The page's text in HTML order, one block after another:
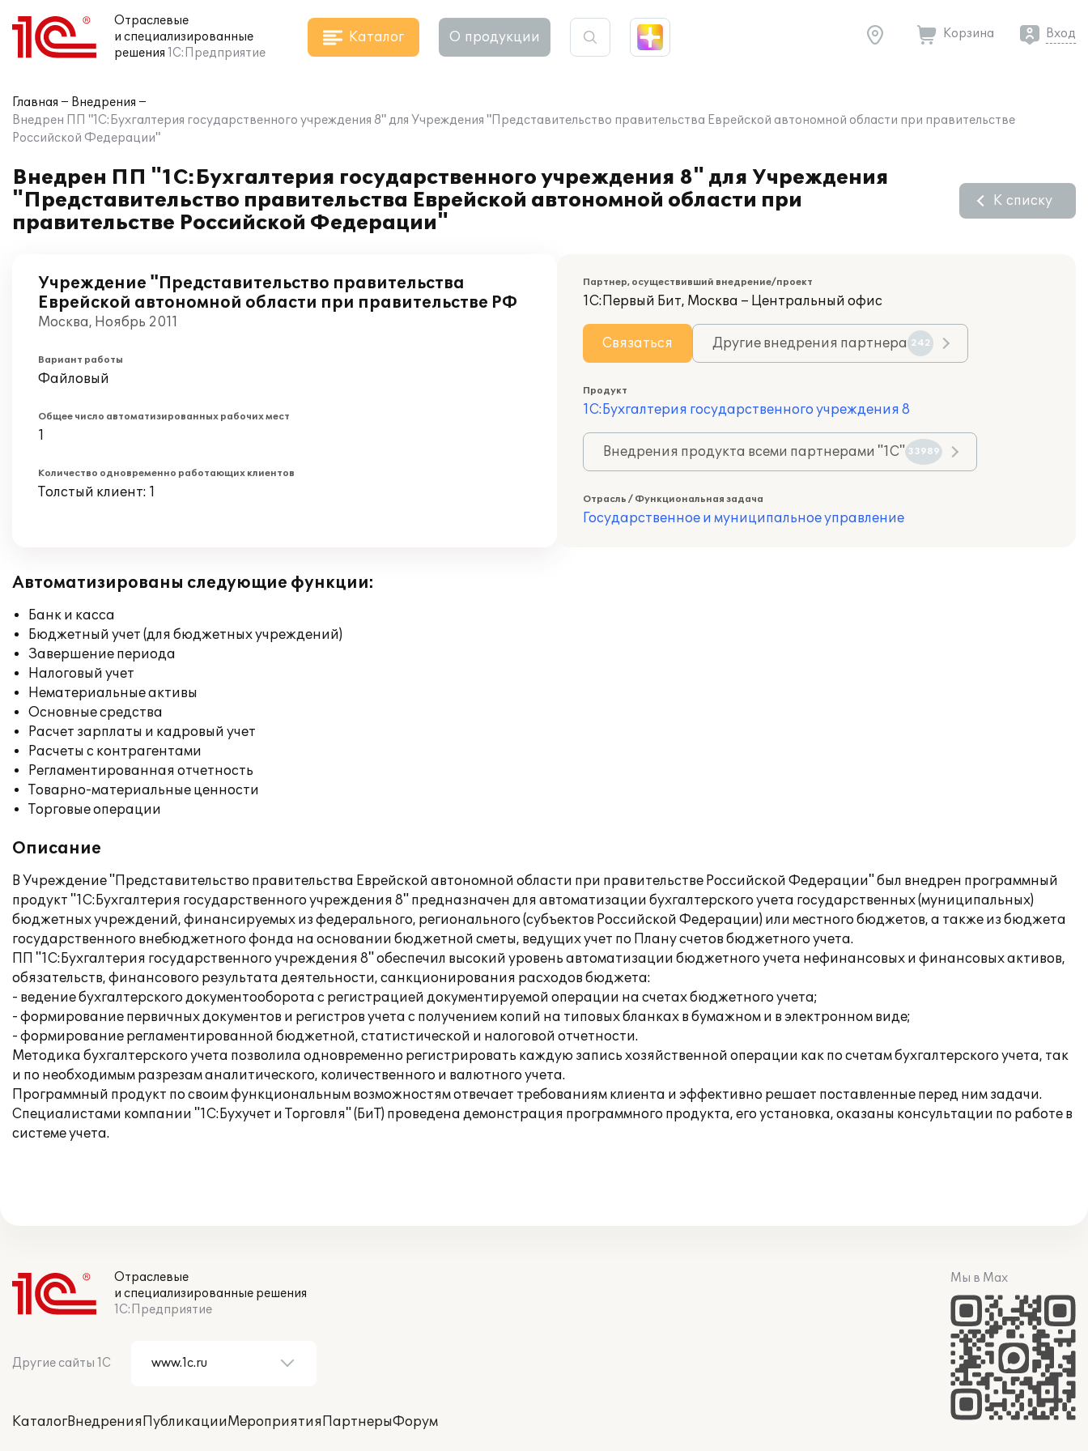
Отраслевые
и специализированные
решения 1С:Предприятие
Каталог О продукции Корзина Вход
Главная
Внедрения
Внедрен ПП "1С:Бухгалтерия государственного учреждения 8" для Учреждения "Представительство правительства Еврейской автономной области при правительстве
Российской Федерации"
Внедрен ПП "1С:Бухгалтерия государственного учреждения 8" для Учреждения
"Представительство правительства Еврейской автономной области при
правительстве Российской Федерации"
К списку
Учреждение "Представительство правительства
Еврейской автономной области при правительстве РФ
Москва, Ноябрь 2011
Вариант работы
Файловый
Общее число автоматизированных рабочих мест
1
Количество одновременно работающих клиентов
Толстый клиент: 1
Партнер, осуществивший внедрение/проект
1С:Первый Бит, Москва – Центральный офис
Связаться Другие внедрения партнера 242
Продукт
1С:Бухгалтерия государственного учреждения 8
Внедрения продукта всеми партнерами "1С" 33989
Отрасль / Функциональная задача
Государственное и муниципальное управление
Автоматизированы следующие функции:
Банк и касса
Бюджетный учет (для бюджетных учреждений)
Завершение периода
Налоговый учет
Нематериальные активы
Основные средства
Расчет зарплаты и кадровый учет
Расчеты с контрагентами
Регламентированная отчетность
Товарно-материальные ценности
Торговые операции
Описание
В Учреждение "Представительство правительства Еврейской автономной области при правительстве Российской Федерации" был внедрен программный
продукт "1С:Бухгалтерия государственного учреждения 8" предназначен для автоматизации бухгалтерского учета государственных (муниципальных)
бюджетных учреждений, финансируемых из федерального, регионального (субъектов Российской Федерации) или местного бюджетов, а также из бюджета
государственного внебюджетного фонда на основании бюджетной сметы, ведущих учет по Плану счетов бюджетного учета.
ПП "1С:Бухгалтерия государственного учреждения 8" обеспечил высокий уровень автоматизации бюджетного учета нефинансовых и финансовых активов,
обязательств, финансового результата деятельности, санкционирования расходов бюджета:
- ведение бухгалтерского документооборота с регистрацией документируемой операции на счетах бюджетного учета;
- формирование первичных документов и регистров учета с получением копий на типовых бланках в бумажном и в электронном виде;
- формирование регламентированной бюджетной, статистической и налоговой отчетности.
Методика бухгалтерского учета позволила одновременно регистрировать каждую запись хозяйственной операции как по счетам бухгалтерского учета, так
и по необходимым разрезам аналитического, количественного и валютного учета.
Программный продукт по своим функциональным возможностям отвечает требованиям клиента и эффективно решает поставленные перед ним задачи.
Специалистами компании "1С:Бухучет и Торговля" (БиТ) проведена демонстрация программного продукта, его установка, оказаны консультации по работе в
системе учета.
Отраслевые
и специализированные решения
1С:Предприятие
Другие сайты 1С
КаталогВнедренияПубликацииМероприятияПартнерыФорум
Мы в Max